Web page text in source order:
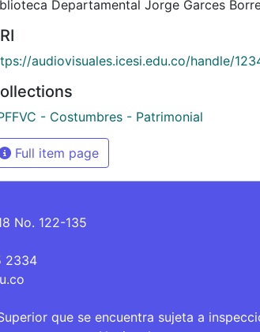
Departamental Jorge Garces
audiovisuales.icesi.edu.co/handle/
- Costumbres - Patrimonial
Full item page
No. 122-135
2334
que se encuentra sujeta a